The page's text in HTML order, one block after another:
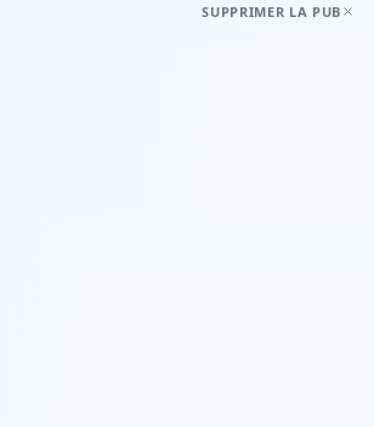
SUPPRIMER LA PUB